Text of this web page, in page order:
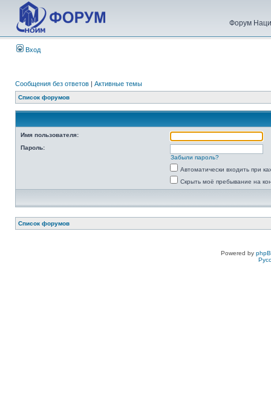
Форум
Вход
Сообщения без ответов | Активные темы
Список форумов
Имя пользователя:
Пароль:
Забыли пароль?
Автоматически входить при
Скрыть моё пребывание на
Список форумов
Powered by